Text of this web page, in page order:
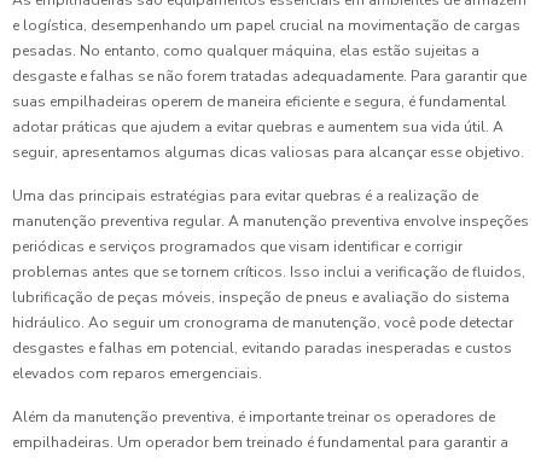
e logística, desempenhando um papel crucial na movimentação de cargas
pesadas. No entanto, como qualquer máquina, elas estão sujeitas a
desgaste e falhas se não forem tratadas adequadamente. Para garantir que
suas empilhadeiras operem de maneira eficiente e segura, é fundamental
adotar práticas que ajudem a evitar quebras e aumentem sua vida útil. A
seguir, apresentamos algumas dicas valiosas para alcançar esse objetivo.
Uma das principais estratégias para evitar quebras é a realização de
manutenção preventiva regular. A manutenção preventiva envolve inspeções
periódicas e serviços programados que visam identificar e corrigir
problemas antes que se tornem críticos. Isso inclui a verificação de fluidos,
lubrificação de peças móveis, inspeção de pneus e avaliação do sistema
hidráulico. Ao seguir um cronograma de manutenção, você pode detectar
desgastes e falhas em potencial, evitando paradas inesperadas e custos
elevados com reparos emergenciais.
Além da manutenção preventiva, é importante treinar os operadores de
empilhadeiras. Um operador bem treinado é fundamental para garantir a